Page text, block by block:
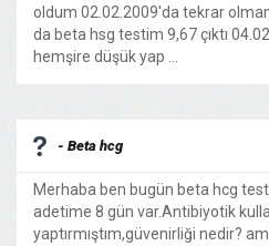
oldum 02.02.2009'da tekrar
da beta hsg testim 9,67 çıktı
hemşire düşük yap ...
- Beta hcg
Merhaba ben bugün beta hcg testi
adetime 8 gün var.Antibiyotik
yaptırmıştım,güvenirliği nedir?